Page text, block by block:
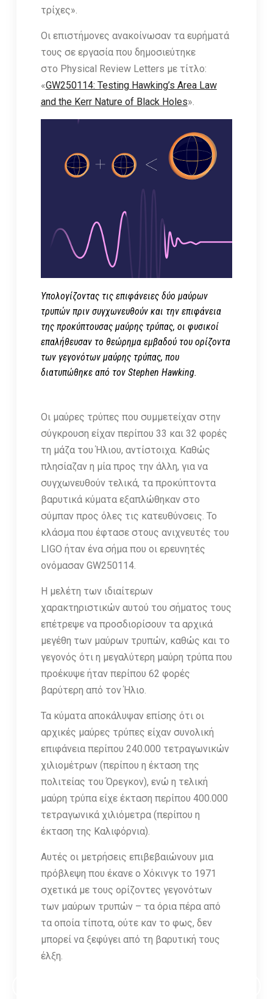
τρίχες».
Οι επιστήμονες ανακοίνωσαν τα ευρήματά
τους σε εργασία που δημοσιεύτηκε
στο Physical Review Letters με τίτλο:
«GW250114: Testing Hawking’s Area Law
and the Kerr Nature of Black Holes».
Υπολογίζοντας τις επιφάνειες δύο μαύρων
τρυπών πριν συγχωνευθούν και την επιφάνεια
της προκύπτουσας μαύρης τρύπας, οι φυσικοί
επαλήθευσαν το θεώρημα εμβαδού του ορίζοντα
των γεγονότων μαύρης τρύπας, που
διατυπώθηκε από τον Stephen Hawking.
Οι μαύρες τρύπες που συμμετείχαν στην
σύγκρουση είχαν περίπου 33 και 32 φορές
τη μάζα του Ήλιου, αντίστοιχα. Καθώς
πλησίαζαν η μία προς την άλλη, για να
συγχωνευθούν τελικά, τα προκύπτοντα
βαρυτικά κύματα εξαπλώθηκαν στο
σύμπαν προς όλες τις κατευθύνσεις. Το
κλάσμα που έφτασε στους ανιχνευτές του
LIGO ήταν ένα σήμα που οι ερευνητές
ονόμασαν GW250114.
Η μελέτη των ιδιαίτερων
χαρακτηριστικών αυτού του σήματος τους
επέτρεψε να προσδιορίσουν τα αρχικά
μεγέθη των μαύρων τρυπών, καθώς και το
γεγονός ότι η μεγαλύτερη μαύρη τρύπα που
προέκυψε ήταν περίπου 62 φορές
βαρύτερη από τον Ήλιο.
Τα κύματα αποκάλυψαν επίσης ότι οι
αρχικές μαύρες τρύπες είχαν συνολική
επιφάνεια περίπου 240.000 τετραγωνικών
χιλιομέτρων (περίπου η έκταση της
πολιτείας του Όρεγκον), ενώ η τελική
μαύρη τρύπα είχε έκταση περίπου 400.000
τετραγωνικά χιλιόμετρα (περίπου η
έκταση της Καλιφόρνια).
Αυτές οι μετρήσεις επιβεβαιώνουν μια
πρόβλεψη που έκανε ο Χόκινγκ το 1971
σχετικά με τους ορίζοντες γεγονότων
των μαύρων τρυπών – τα όρια πέρα ​​​​από
τα οποία τίποτα, ούτε καν το φως, δεν
μπορεί να ξεφύγει από τη βαρυτική τους
έλξη.